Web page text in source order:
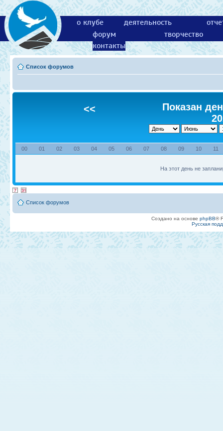
о клубе деятельность
форум
творчество
контакты
Список форумов
<<
Показан
00 01 02 03 04 05 06 07 08 09 10 11
На этот день не
Список форумов
Создано на основе phpBB®
Русская